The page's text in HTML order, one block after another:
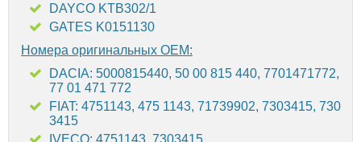
DAYCO KTB302/1
GATES K0151130
Номера оригинальных OEM:
DACIA: 5000815440, 50 00 815 440, 7701471772,
77 01 471 772
FIAT: 4751143, 475 1143, 71739902, 7303415, 730
3415
IVECO: 4751143, 7303415